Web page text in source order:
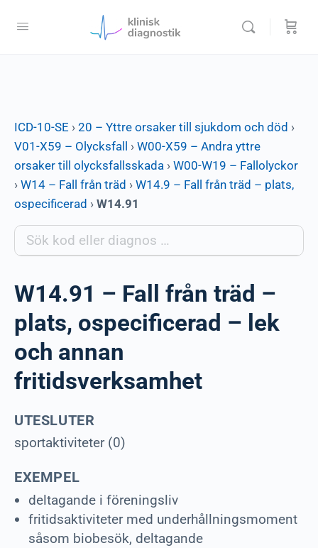
ICD-10-SE › 20 – Yttre orsaker till sjukdom och död ›
V01-X59 – Olycksfall
› W00-X59 – Andra yttre
orsaker till olycksfallsskada › W00-W19 – Fallolyckor
› W14 – Fall från träd › W14.9 – Fall från träd – plats,
ospecificerad › W14.91
W14.91 – Fall från träd –
plats, ospecificerad – lek
och annan
fritidsverksamhet
UTESLUTER
sportaktiviteter (0)
EXEMPEL
deltagande i föreningsliv
fritidsaktiviteter med underhållningsmoment
såsom biobesök, deltagande